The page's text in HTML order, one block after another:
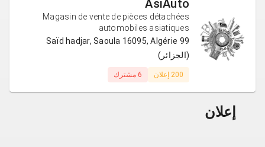
AsiAuto
Magasin de vente de pièces détachées
automobiles asiatiques
99 Saïd hadjar, Saoula 16095, Algérie
(الجزائر)
200 إعلان 6 مشترك
إعلان